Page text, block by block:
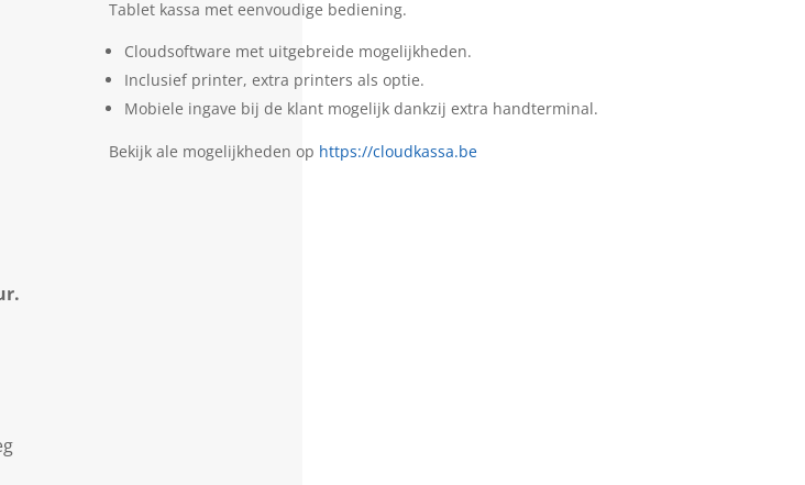
Tablet kassa met eenvoudige bediening.
Cloudsoftware met uitgebreide mogelijkheden.
Inclusief printer, extra printers als optie.
Mobiele ingave bij de klant mogelijk dankzij extra handterminal.
Bekijk ale mogelijkheden op https://cloudkassa.be